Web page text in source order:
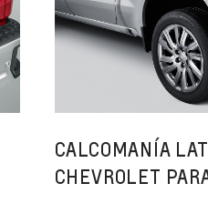
CALCOMANÍA
CHEVROLET